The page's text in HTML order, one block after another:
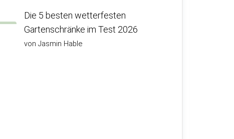
Die 5 besten wetterfesten
Gartenschränke im Test 2026
von Jasmin Hable